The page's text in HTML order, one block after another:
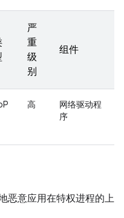
严
重
级
别
组件
高
网络驱动程
序
恶意应用在特权进程的上